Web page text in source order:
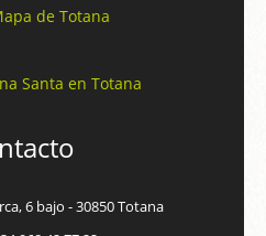
de Totana
Santa en Totana
6 bajo - 30850 Totana